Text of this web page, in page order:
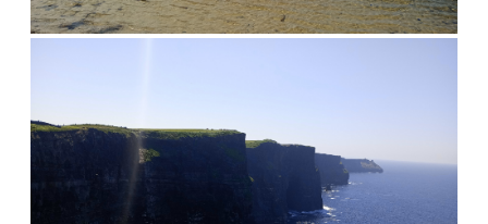
Kvety sme odovzdávali po izbách. Bol to veľmi príjemný
a ojedinelý zážitok. Chlapci boli veľmi príjemní, prehodili s každým